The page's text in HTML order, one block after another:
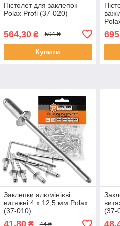
Пістолет для заклепок
Polax Profi (37-020)
564,30₴ 594 ₴
Купити
Заклепки алюмінієві
витяжні 4 х 12,5 мм Polax
(37-010)
44 ₴
(37-